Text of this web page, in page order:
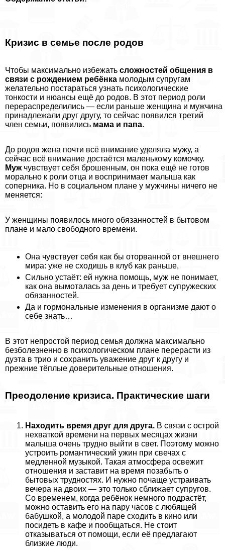
Кризис в семье после родов
Чтобы максимально избежать сложностей общения в
связи с рождением ребёнка молодым супругам
желательно постараться узнать психологические
тонкости и нюансы ещё до родов. В этот период роли
перераспределились — если раньше женщина и мужчина
принадлежали друг другу, то сейчас появился третий
члeн семьи, появились мама и папа.
До родов жена почти всё внимание уделяла мужу, а
сейчас всё внимание достаётся маленькому комочку.
Мужчувствует себя брошенным, он пока ещё не готов
мopaльно к роли отца и воспринимает малыша как
соперника. Но в социальном плане у мужчины ничего не
меняется:
У женщины появилось много обязанностей в бытовом
плане и мало свободного времени.
Она чувствует себя как бы оторванной от внешнего
мира: уже не сходишь в клуб как раньше,
Сильно устаёт: ей нужна помощь, муж не понимает,
как она вымоталась за день и требует супружеских
обязанностей.
Да и гормональные изменения в организме дают о
себе знать…
В этот непростой период семья должна максимально
безболезненно в психологическом плане перерасти из
дуэта в трио и сохранить уважение друг к другу и
прежние тёплые доверительные отношения.
Преодоление кризиса. Пpaктические шаги
Находить время друг для друга. В связи с острой
нехваткой времени на первых месяцах жизни
малыша очень трудно выйти в свет. Поэтому можно
устроить романтический ужин при свечах с
медленной музыкой. Такая атмосфера освежит
отношения и заставит на время позабыть о
бытовых трудностях. И нужно почаще устраивать
вечера на двоих — это только сближает супругов.
Со временем, когда ребёнок немного подрастёт,
можно оставить его на пару часов с любящей
бабушкой, а молодой паре сходить в кино или
посидеть в кафе и пообщаться. Не стоит
отказываться от помощи, если её предлагают
близкие люди.